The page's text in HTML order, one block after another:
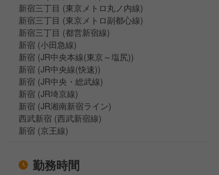
新宿三丁目 (東京メトロ丸ノ内線)
新宿三丁目 (東京メトロ副都心線)
新宿三丁目 (都営新宿線)
新宿 (小田急線)
新宿 (JR中央本線(東京～塩尻))
新宿 (JR中央線(快速))
新宿 (JR中央・総武線)
新宿 (JR埼京線)
新宿 (JR湘南新宿ライン)
西武新宿 (西武新宿線)
新宿 (京王線)
勤務時間